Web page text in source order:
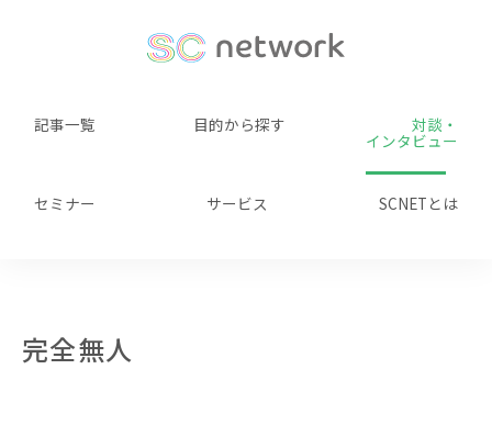
記事一覧 目的から探す 対談・
インタビュー
セミナー サービス SCNETとは
完全無⼈